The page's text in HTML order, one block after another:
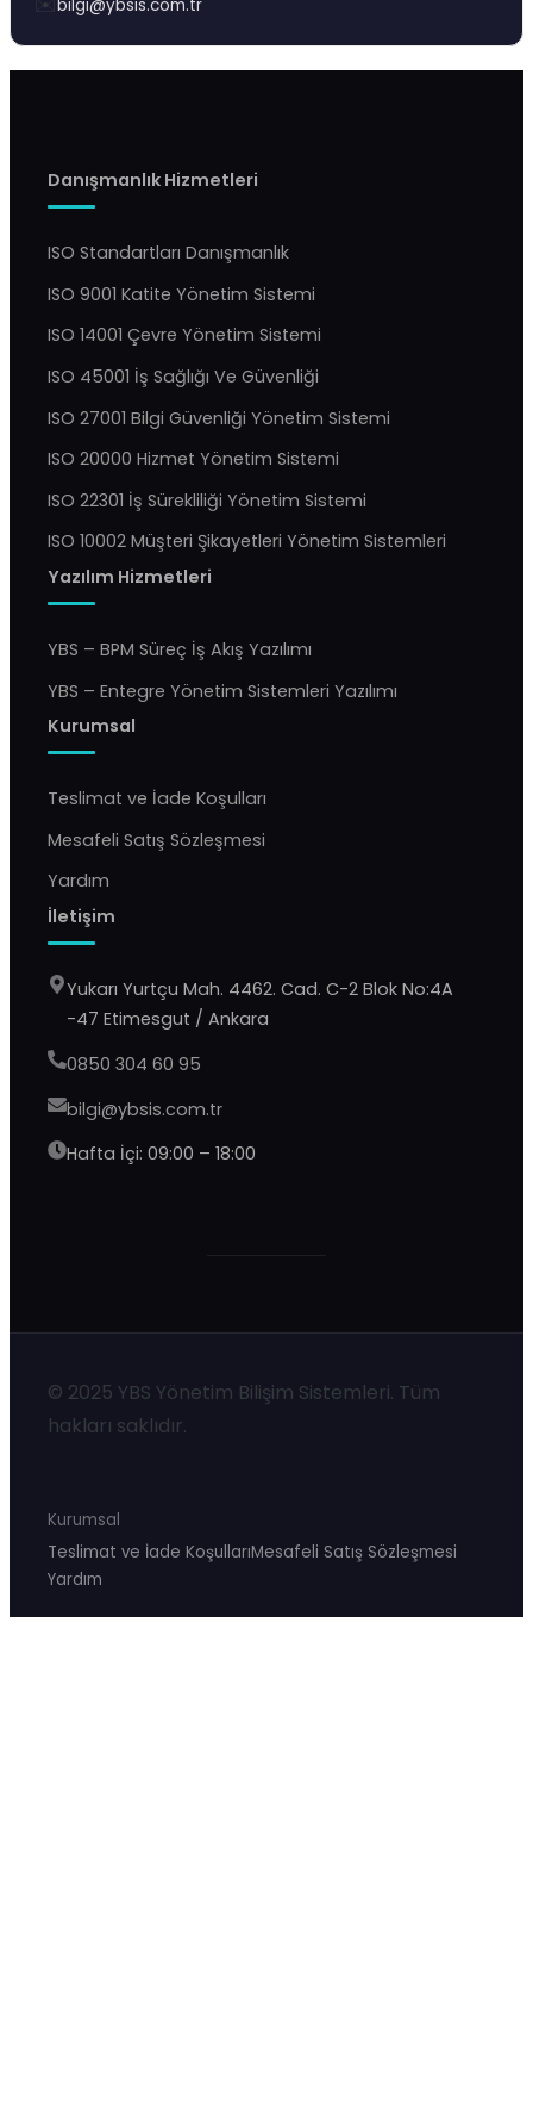
bilgi@ybsis.com.tr
Danışmanlık Hizmetleri
ISO Standartları Danışmanlık
ISO 9001 Katite Yönetim Sistemi
ISO 14001 Çevre Yönetim Sistemi
ISO 45001 İş Sağlığı Ve Güvenliği
ISO 27001 Bilgi Güvenliği Yönetim Sistemi
ISO 20000 Hizmet Yönetim Sistemi
ISO 22301 İş Sürekliliği Yönetim Sistemi
ISO 10002 Müşteri Şikayetleri Yönetim Sistemleri
Yazılım Hizmetleri
YBS – BPM Süreç İş Akış Yazılımı
YBS – Entegre Yönetim Sistemleri Yazılımı
Kurumsal
Teslimat ve İade Koşulları
Mesafeli Satış Sözleşmesi
Yardım
İletişim
Yukarı Yurtçu Mah. 4462. Cad. C-2 Blok No:4A
-47 Etimesgut / Ankara
0850 304 60 95
bilgi@ybsis.com.tr
Hafta İçi: 09:00 – 18:00
© 2025 YBS Yönetim Bilişim Sistemleri. Tüm
hakları saklıdır.
Kurumsal
Teslimat ve İade KoşullarıMesafeli Satış Sözleşmesi
Yardım